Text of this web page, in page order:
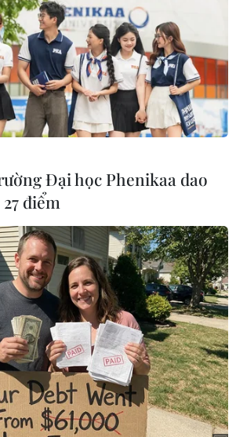
lễ hội hóa trang ở Đức và
thuộc nhóm Nhà nước Hồi giáo (IS)
định tấn công Lễ hội hóa trang
các sự kiện tương tự ở Bavaria,
Đại học Phenikaa dao
điểm